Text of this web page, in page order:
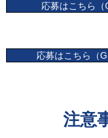
応募はこちら（
応募はこちら（
注意